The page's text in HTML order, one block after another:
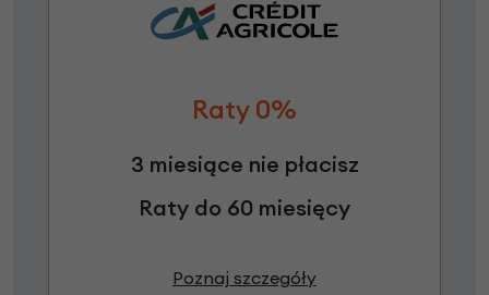
Raty 0%
3 miesiące nie płacisz
Raty do 60 miesięcy
Poznaj szczegóły